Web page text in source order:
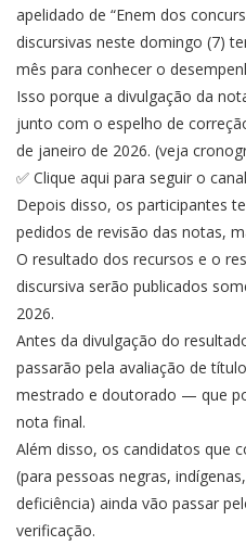
apelidado de “Enem dos
discursivas neste domingo (7)
mês para conhecer o
Isso porque a divulgação da
junto com o espelho de
de janeiro de 2026. (veja
✅ Clique aqui para seguir o
Depois disso, os participantes
pedidos de revisão das notas,
O resultado dos recursos e o
discursiva serão publicados
2026.
Antes da divulgação do
passarão pela avaliação de
mestrado e doutorado — que
nota final.
Além disso, os candidatos que
(para pessoas negras,
deficiência) ainda vão passar
verificação.